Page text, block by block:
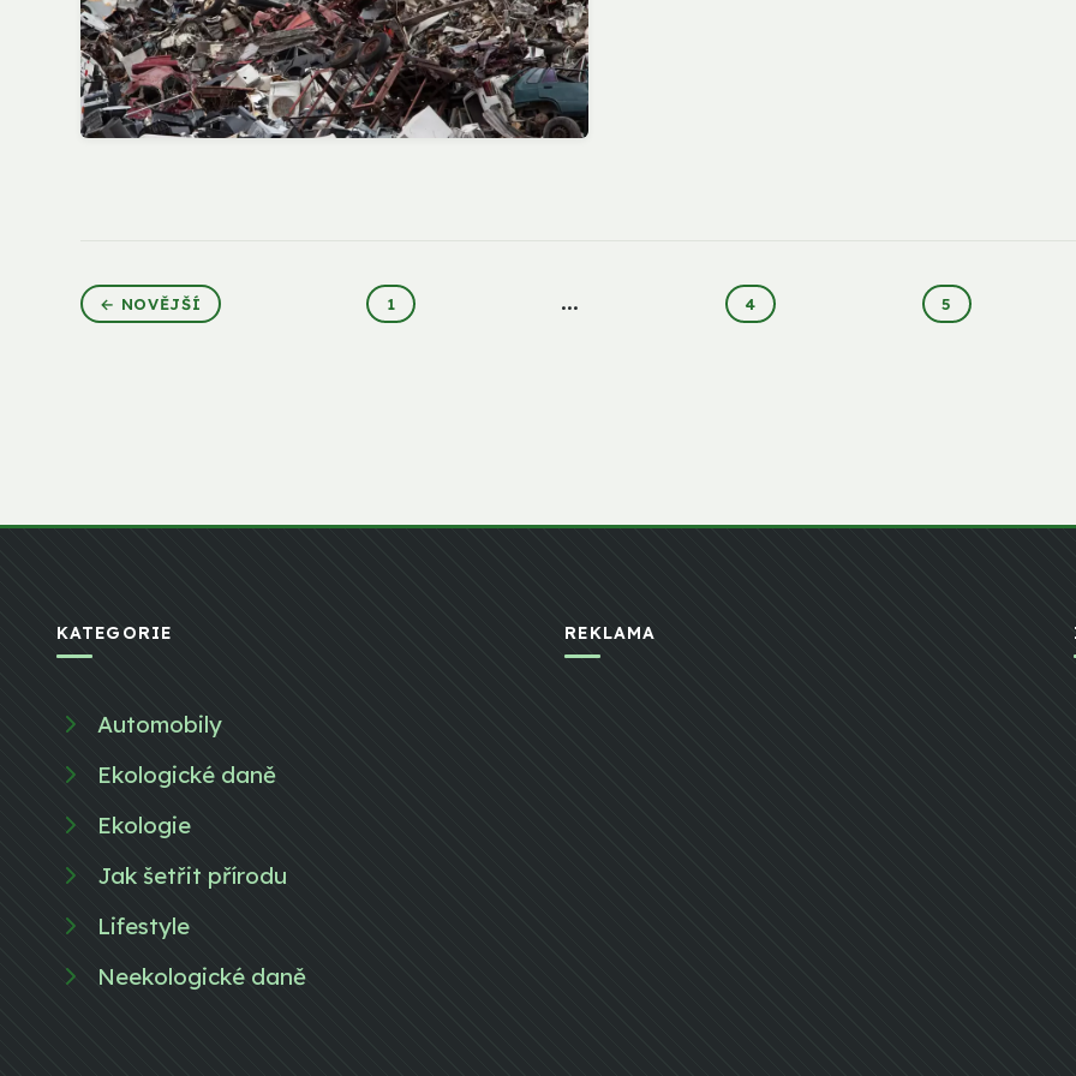
← NOVĚJŠÍ 1 ... 4 5
KATEGORIE
Automobily
Ekologické daně
Ekologie
Jak šetřit přírodu
Lifestyle
Neekologické daně
REKLAMA